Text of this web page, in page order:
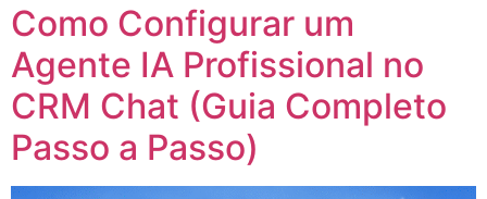
Como Configurar um
Agente IA Profissional no
CRM Chat (Guia Completo
Passo a Passo)